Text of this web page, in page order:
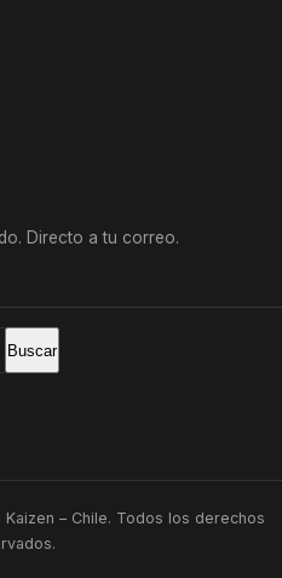
Directo a tu correo.
– Chile. Todos los derechos